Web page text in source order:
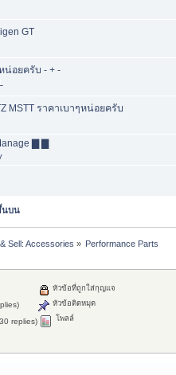
GT
น่อยครับ - + -
MSTT ราคาเบาๆหน่อยครับ
▇ ▇
นบน
Sell: Accessories » Performance Parts
replies)
หัวข้อที่ถูกใส่กุญแจ
หัวข้อติดหมุด
โพลล์